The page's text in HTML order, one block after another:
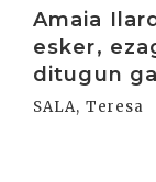
Amaia
esker,
ditugun
SALA, Teresa